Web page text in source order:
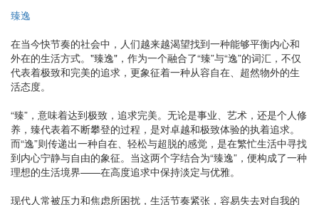
臻逸
在当今快节奏的社会中，人们越来越渴望找到一种能够平衡内心和
外在的生活方式。"臻逸"，作为一个融合了“臻”与“逸”的词汇，不仅
代表着极致和完美的追求，更象征着一种从容自在、超然物外的生
活态度。
“臻”，意味着达到极致，追求完美。无论是事业、艺术，还是个人修
养，臻代表着不断攀登的过程，是对卓越和极致体验的执着追求。
而“逸”则传递出一种自在、轻松与超脱的感觉，是在繁忙生活中寻找
到内心宁静与自由的象征。当这两个字结合为“臻逸”，便构成了一种
理想的生活境界——在高度追求中保持淡定与优雅。
现代人常被压力和焦虑所困扰，生活节奏紧张，容易失去对自我的